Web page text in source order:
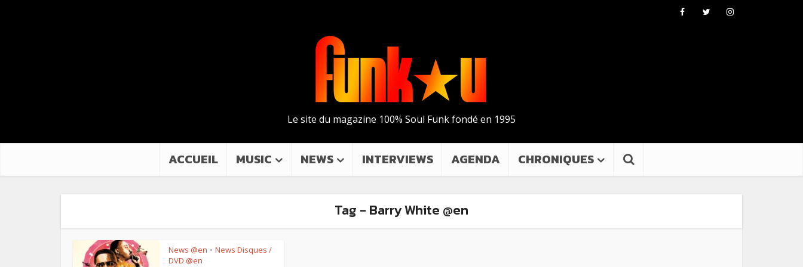
Le site du magazine 100% Soul Funk fondé en 1995
ACCUEIL MUSIC NEWS INTERVIEWS AGENDA CHRONIQUES
Tag - Barry White @en
News @en • News Disques /
DVD @en